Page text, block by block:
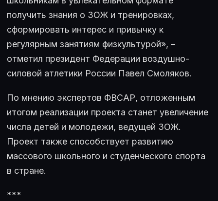
получить знания о ЗОЖ и тренировках,
сформировать интерес и привычку к
регулярным занятиям физкультурой», –
отметил президент Федерации воздушно-
силовой атлетики России Павел Смоляков.
По мнению экспертов ФВСАР, отложенным
итогом реализации проекта станет увеличение
числа детей и молодежи, ведущей ЗОЖ.
Проект также способствует развитию
массового школьного и студенческого спорта
в стране.
***